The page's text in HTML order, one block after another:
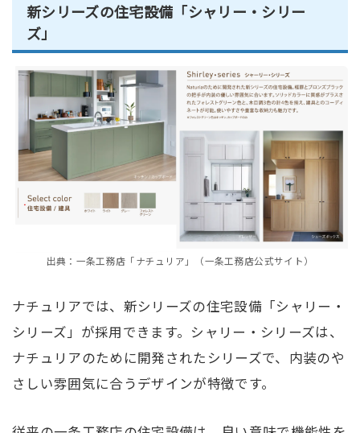
新シリーズの住宅設備「シャリー・シリー
ズ」
出典：一条工務店「ナチュリア」（一条工務店公式サイト）
ナチュリアでは、新シリーズの住宅設備「シャリー・
シリーズ」が採用できます。シャリー・シリーズは、
ナチュリアのために開発されたシリーズで、内装のや
さしい雰囲気に合うデザインが特徴です。